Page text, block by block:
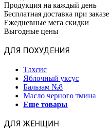
Продукция на каждый день
Бесплатная доставка при
Ежедневные мега скидки
Выгодные цены
ДЛЯ ПОХУДЕНИЯ
Тахсис
Яблочный уксус
Бальзам №8
Масло черного тмина
Еще товары
ДЛЯ ЖЕНЩИН